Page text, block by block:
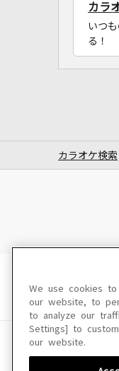
カラ
いつ
る！
カラオケ検索
We use cookies
our website, to
to analyze our
Settings] to
our website.